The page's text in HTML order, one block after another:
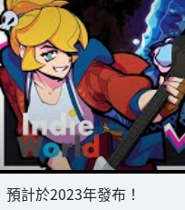
預計於2023年發布！